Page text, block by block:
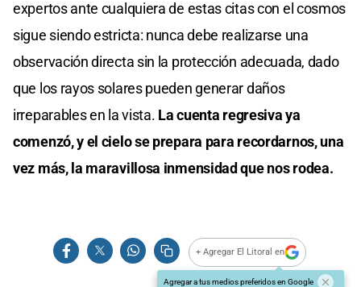
expertos ante cualquiera de estas citas con el cosmos
sigue siendo estricta: nunca debe realizarse una
observación directa sin la protección adecuada, dado
que los rayos solares pueden generar daños
irreparables en la vista. La cuenta regresiva ya
comenzó, y el cielo se prepara para recordarnos, una
vez más, la maravillosa inmensidad que nos rodea.
+ Agregar El Litoral en
Agregar a tus medios preferidos en Google